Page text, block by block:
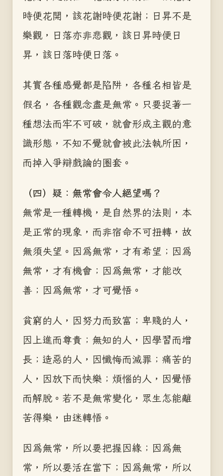
時便花開，該花謝時便花謝；日昇不是
樂觀，日落亦非悲觀，該日昇時便日
昇，該日落時便日落。
其實各種感覺都是陷阱，各種名相皆是
假名，各種觀念盡是無常。只要捉著一
種想法而牢不可破，就會形成主觀的意
識形態，不知不覺就會被此法執所困，
而掉入爭辯戲論的圈套。
（四）疑：無常會令人絕望嗎？
無常是一種轉機，是自然界的法則，本
是正常的現象，而非宿命不可扭轉，故
無須失望。因為無常，才有希望；因為
無常，才有機會；因為無常，才能改
善；因為無常，才可覺悟。
貧窮的人，因努力而致富；卑賤的人，
因上進而尊貴；無知的人，因學習而增
長；造惡的人，因懺悔而滅罪；痛苦的
人，因放下而快樂；煩惱的人，因覺悟
而解脫。若不是無常變化，眾生怎能離
苦得樂，由迷轉悟。
因為無常，所以要把握因緣；因為無
常，所以要活在當下；因為無常，所以